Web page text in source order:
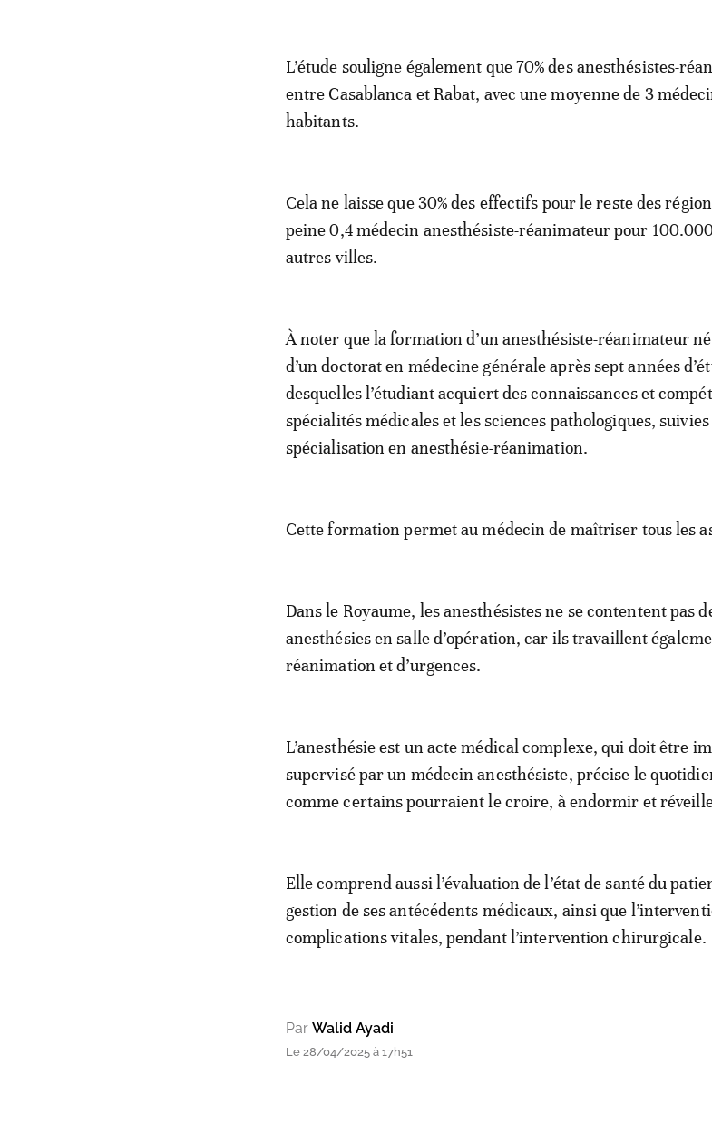
L’étude souligne également que 70% des anesthésistes-
entre Casablanca et Rabat, avec une moyenne de 3
habitants.
Cela ne laisse que 30% des effectifs pour le reste des
peine 0,4 médecin anesthésiste-réanimateur pour
autres villes.
À noter que la formation d’un anesthésiste-réanimateur
d’un doctorat en médecine générale après sept années
desquelles l’étudiant acquiert des connaissances et
spécialités médicales et les sciences pathologiques,
spécialisation en anesthésie-réanimation.
Cette formation permet au médecin de maîtriser tous les
Dans le Royaume, les anesthésistes ne se contentent pas
anesthésies en salle d’opération, car ils travaillent
réanimation et d’urgences.
L’anesthésie est un acte médical complexe, qui doit être
supervisé par un médecin anesthésiste, précise le
comme certains pourraient le croire, à endormir et
Elle comprend aussi l’évaluation de l’état de santé du
gestion de ses antécédents médicaux, ainsi que
complications vitales, pendant l’intervention chirurgicale.
Par Walid Ayadi
Le 28/04/2025 à 17h51